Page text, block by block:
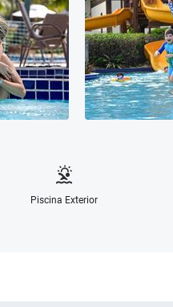
Piscina Exterior